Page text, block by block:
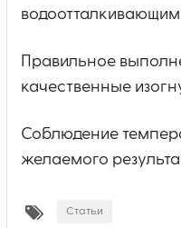
Правильное
качественные
Соблюдение
желаемого
Статьи